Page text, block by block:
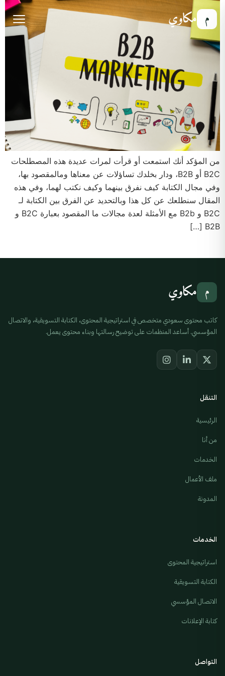
م مكاوي
من المؤكد أنك استمعت أو قرأت لمرات عديدة هذه المصطلحات
B2C أو B2B، ودار بخلدك تساؤلات عن معناها ومالمقصود بها،
وفي مجال الكتابة كيف نفرق بينهما وكيف نكتب لهما، وفي هذه
المقال سنطلعك عن كل هذا وبالتحديد عن الفرق بين الكتابة لـ
B2C و B2b مع الأمثلة لعدة مجالات ما المقصود بعبارة B2C و
B2B […]
م مكاوي
كاتب محتوى سعودي متخصص في استراتيجية المحتوى، الكتابة التسويقية، والاتصال
المؤسسي. أساعد المنظمات على توضيح رسالتها وبناء محتوى يعمل.
التنقل
الرئيسية
من أنا
الخدمات
ملف الأعمال
المدونة
الخدمات
استراتيجية المحتوى
الكتابة التسويقية
الاتصال المؤسسي
كتابة الإعلانات
التواصل